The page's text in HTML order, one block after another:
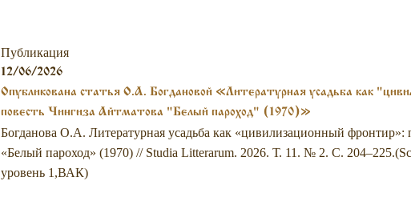
Публикация
12/06/2026
Опубликована статья О.А. Богдановой «Литературная усадьба как
повесть Чингиза Айтматова "Белый пароход" (1970)»
Богданова О.А. Литературная усадьба как «цивилизационный фронтир»:
«Белый пароход» (1970) // Studia Litterarum. 2026. Т. 11. № 2. С.
уровень 1,ВАК)